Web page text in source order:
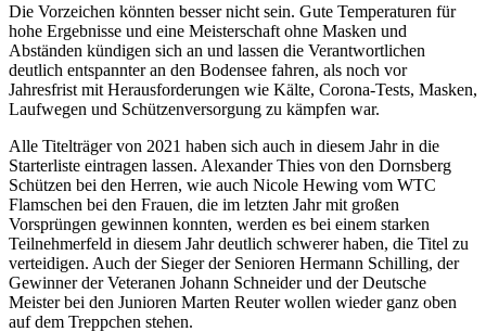
Die Vorzeichen könnten besser nicht sein. Gute Temperaturen für
hohe Ergebnisse und eine Meisterschaft ohne Masken und
Abständen kündigen sich an und lassen die Verantwortlichen
deutlich entspannter an den Bodensee fahren, als noch vor
Jahresfrist mit Herausforderungen wie Kälte, Corona-Tests, Masken,
Laufwegen und Schützenversorgung zu kämpfen war.
Alle Titelträger von 2021 haben sich auch in diesem Jahr in die
Starterliste eintragen lassen. Alexander Thies von den Dornsberg
Schützen bei den Herren, wie auch Nicole Hewing vom WTC
Flamschen bei den Frauen, die im letzten Jahr mit großen
Vorsprüngen gewinnen konnten, werden es bei einem starken
Teilnehmerfeld in diesem Jahr deutlich schwerer haben, die Titel zu
verteidigen. Auch der Sieger der Senioren Hermann Schilling, der
Gewinner der Veteranen Johann Schneider und der Deutsche
Meister bei den Junioren Marten Reuter wollen wieder ganz oben
auf dem Treppchen stehen.